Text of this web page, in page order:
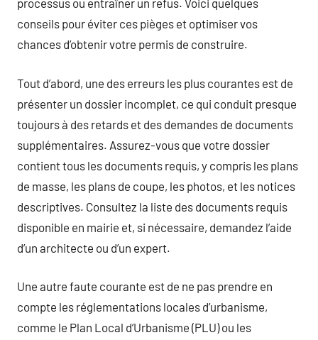
processus ou entraîner un refus. Voici quelques
conseils pour éviter ces pièges et optimiser vos
chances d’obtenir votre permis de construire.
Tout d’abord, une des erreurs les plus courantes est de
présenter un dossier incomplet, ce qui conduit presque
toujours à des retards et des demandes de documents
supplémentaires. Assurez-vous que votre dossier
contient tous les documents requis, y compris les plans
de masse, les plans de coupe, les photos, et les notices
descriptives. Consultez la liste des documents requis
disponible en mairie et, si nécessaire, demandez l’aide
d’un architecte ou d’un expert.
Une autre faute courante est de ne pas prendre en
compte les réglementations locales d’urbanisme,
comme le Plan Local d’Urbanisme (PLU) ou les